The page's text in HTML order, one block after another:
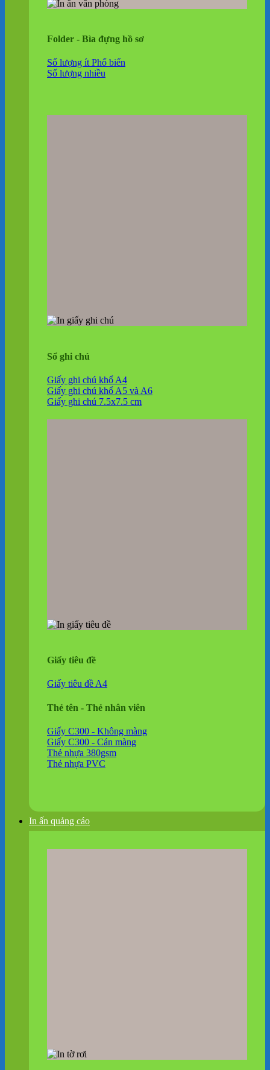
Folder - Bìa đựng hồ sơ
Số lượng ít
Số lượng nhiều
Sổ ghi chú
Giấy ghi chú khổ A4
Giấy ghi chú khổ A5 và A6
Giấy ghi chú 7.5x7.5 cm
Giấy tiêu đề
Giấy tiêu đề A4
Thẻ tên - Thẻ nhân viên
Giấy C300 - Không màng
Giấy C300 - Cán màng
Thẻ nhựa 380gsm
Thẻ nhựa PVC
In ấn quảng cáo